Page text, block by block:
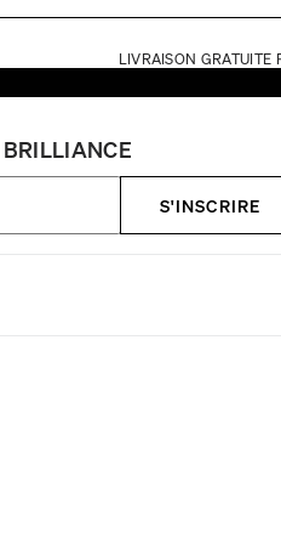
LIVRAISON GRATUITE
S'INSCRIRE